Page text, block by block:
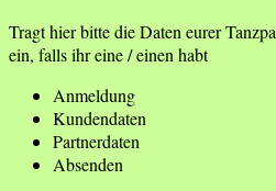
Tragt hier bitte die Daten eurer
ein, falls ihr eine / einen habt
Anmeldung
Kundendaten
Partnerdaten
Absenden